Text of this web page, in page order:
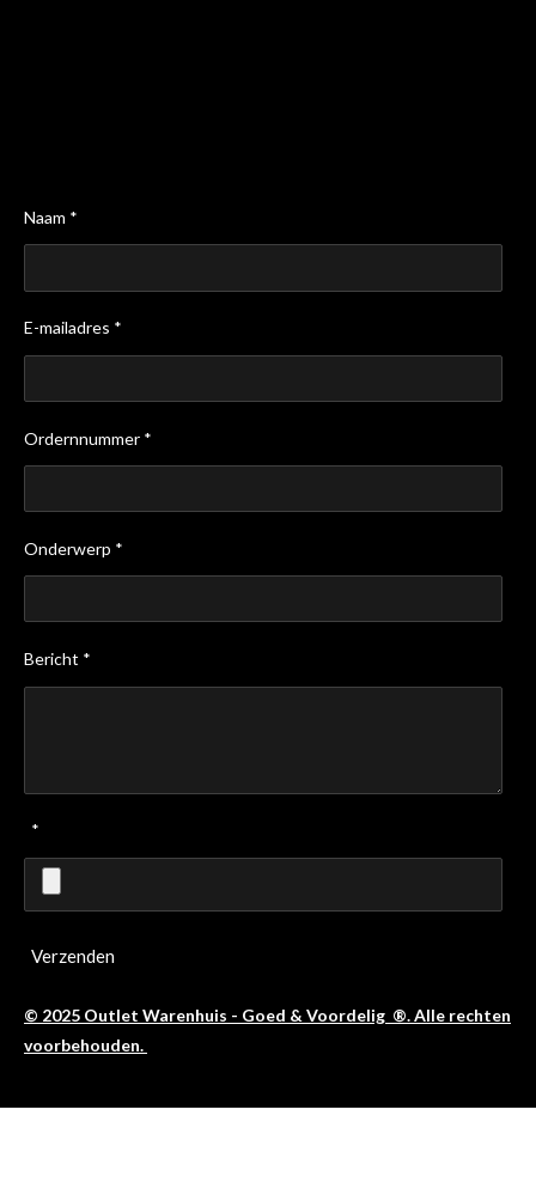
Naam *
E-mailadres *
Ordernnummer *
Onderwerp *
Bericht *
*
Verzenden
© 2025 Outlet Warenhuis - Goed & Voordelig ®. Alle rechten
voorbehouden.